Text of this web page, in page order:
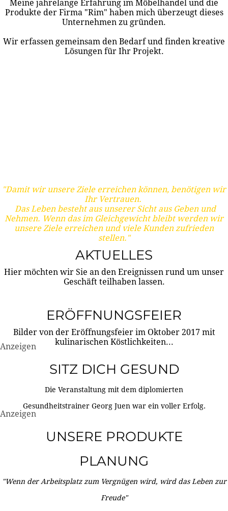
Meine jahrelange Erfahrung im Möbelhandel und die
Produkte der Firma "Rim" haben mich überzeugt dieses
Unternehmen zu gründen.
Wir erfassen gemeinsam den Bedarf und finden kreative
Lösungen für Ihr Projekt.
"Damit wir unsere Ziele erreichen können, benötigen wir
Ihr Vertrauen.
Das Leben besteht aus unserer Sicht aus Geben und
Nehmen. Wenn das im Gleichgewicht bleibt werden wir
unsere Ziele erreichen und viele Kunden zufrieden
stellen."
AKTUELLES
Hier möchten wir Sie an den Ereignissen rund um unser
Geschäft teilhaben lassen.
ERÖFFNUNGSFEIER
Bilder von der Eröffnungsfeier im Oktober 2017 mit
kulinarischen Köstlichkeiten...
Anzeigen
SITZ DICH GESUND
Die Veranstaltung mit dem diplomierten
Gesundheitstrainer Georg Juen war ein voller Erfolg.
Anzeigen
UNSERE PRODUKTE
PLANUNG
"Wenn der Arbeitsplatz zum Vergnügen wird, wird das Leben zur
Freude"